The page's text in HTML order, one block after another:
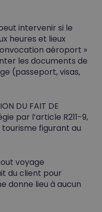
intervenir si le
heures et lieux
aéroport »
les documents de
(passeport, visas,
DU FAIT DE
par l’article R211-9,
tourisme figurant au
voyage
du client pour
donne lieu à aucun